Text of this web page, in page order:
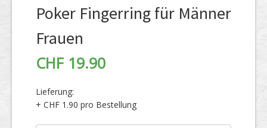
Poker Fingerring für Männer
Frauen
CHF 19.90
Lieferung:
+ CHF 1.90 pro Bestellung